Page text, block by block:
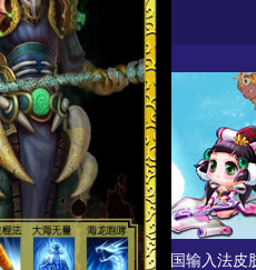
叶子猪梦三国输入法皮